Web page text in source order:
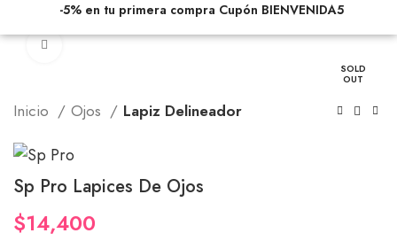
-5% en tu primera compra Cupón BIENVENIDA5
SOLD
OUT
Inicio Ojos Lapiz Delineador
Sp Pro Lapices De Ojos
$14,400